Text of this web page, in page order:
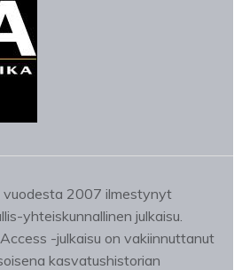
vuodesta 2007 ilmestynyt
yhteiskunnallinen julkaisu.
-julkaisu on vakiinnuttanut
kasvatushistorian